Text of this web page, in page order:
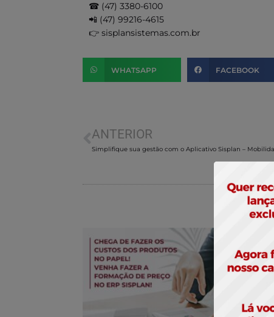
☎ (47) 3380-6100
📲 (47) 99216-4615
👉 sisplansistemas.com.br
WHATSAPP FACEBOOK
ANTERIOR